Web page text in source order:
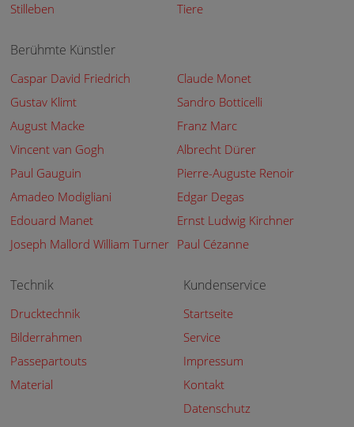
Stilleben
Tiere
Berühmte Künstler
Caspar David Friedrich
Claude Monet
Gustav Klimt
Sandro Botticelli
August Macke
Franz Marc
Vincent van Gogh
Albrecht Dürer
Paul Gauguin
Pierre-Auguste Renoir
Amadeo Modigliani
Edgar Degas
Edouard Manet
Ernst Ludwig Kirchner
Joseph Mallord William Turner Paul Cézanne
Technik
Drucktechnik
Bilderrahmen
Passepartouts
Material
Kundenservice
Startseite
Service
Impressum
Kontakt
Datenschutz